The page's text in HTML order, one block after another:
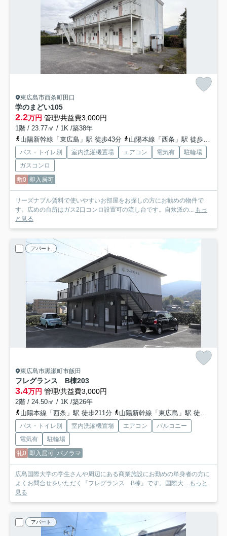
東広島市西条町田口
学のまどい105
2.2万円 管理/共益費3,000円
1階 / 23.77㎡ / 1K /築38年
山陽新幹線「東広島」駅 徒歩43分
山陽本線「西条」駅 徒歩68分
バス・トイレ別 室内洗濯機置場 エアコン 電気有
駐輪場
ガスコンロ
敷0 即入居可
リーズナブル賃料で使いやすいお部屋をお探しの方にお勧めの物件で
す。広めの台所はガス2口コンロ設置可の流し台です。自炊派の... もっ
と見る
アパート
東広島市黒瀬町市飯田
フレグランス B棟203
3.4万円 管理/共益費3,000円
2階 / 24.50㎡ / 1K /築26年
山陽本線「西条」駅 徒歩211分
山陽新幹線「東広島」駅 徒歩162分
バス・トイレ別 室内洗濯機置場 エアコン
バルコニー
電気有
駐輪場
礼0 即入居可 パノラマ
広島国際大学の学生さんや周辺にある商業施設にお勤めの単身者の方に
よくお問合せをいただく『フレグランス B棟』です。国際大... もっと
見る
アパート